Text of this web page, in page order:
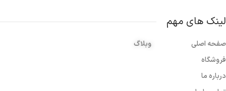
لینک های مهم
صفحه اصلی
فروشگاه
درباره ما
وبلاگ